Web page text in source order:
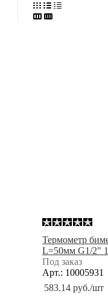
Термометр
L=50мм G1/2"
Под заказ
Арт.: 10005931
583.14 руб./шт